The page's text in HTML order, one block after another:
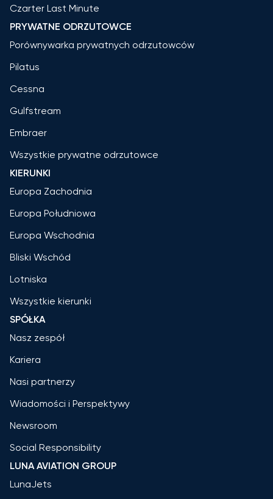
Czarter Last Minute
PRYWATNE ODRZUTOWCE
Porównywarka prywatnych odrzutowców
Pilatus
Cessna
Gulfstream
Embraer
Wszystkie prywatne odrzutowce
KIERUNKI
Europa Zachodnia
Europa Południowa
Europa Wschodnia
Bliski Wschód
Lotniska
Wszystkie kierunki
SPÓŁKA
Nasz zespół
Kariera
Nasi partnerzy
Wiadomości i Perspektywy
Newsroom
Social Responsibility
LUNA AVIATION GROUP
LunaJets